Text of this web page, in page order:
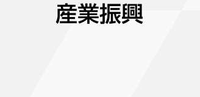
産業振興